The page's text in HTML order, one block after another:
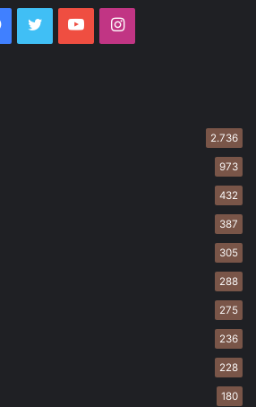
Facebook
TwitterYouTubeInstagram
2.736
973
432
387
305
288
275
236
228
180